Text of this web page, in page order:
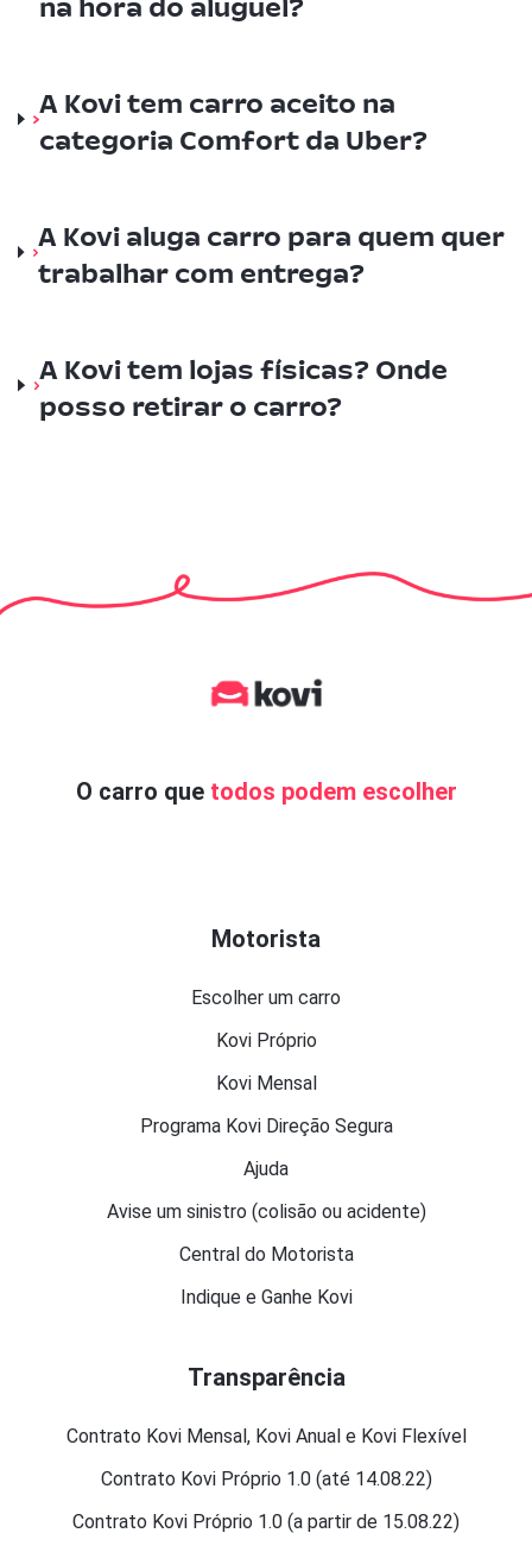
A Kovi tem carro aceito na
categoria Comfort da Uber?
A Kovi aluga carro para quem quer
trabalhar com entrega?
A Kovi tem lojas físicas? Onde
posso retirar o carro?
O carro que todos podem escolher
Motorista
Escolher um carro
Kovi Próprio
Kovi Mensal
Programa Kovi Direção Segura
Ajuda
Avise um sinistro (colisão ou acidente)
Central do Motorista
Indique e Ganhe Kovi
Transparência
Contrato Kovi Mensal, Kovi Anual e Kovi Flexível
Contrato Kovi Próprio 1.0 (até 14.08.22)
Contrato Kovi Próprio 1.0 (a partir de 15.08.22)